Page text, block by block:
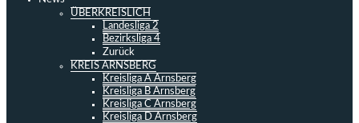
ÜBERKREISLICH
Landesliga 2
Bezirksliga 4
Zurück
KREIS ARNSBERG
Kreisliga A Arnsberg
Kreisliga B Arnsberg
Kreisliga C Arnsberg
Kreisliga D Arnsberg